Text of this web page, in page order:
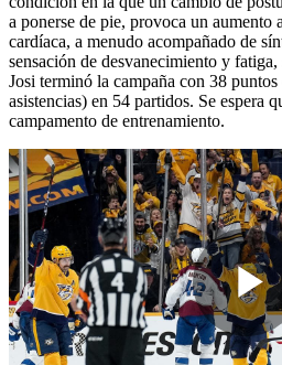
a ponerse de pie, provoca un aumento
cardíaca, a menudo acompañado de
sensación de desvanecimiento y
Josi terminó la campaña con 38
asistencias) en 54 partidos. Se espera
campamento de entrenamiento.